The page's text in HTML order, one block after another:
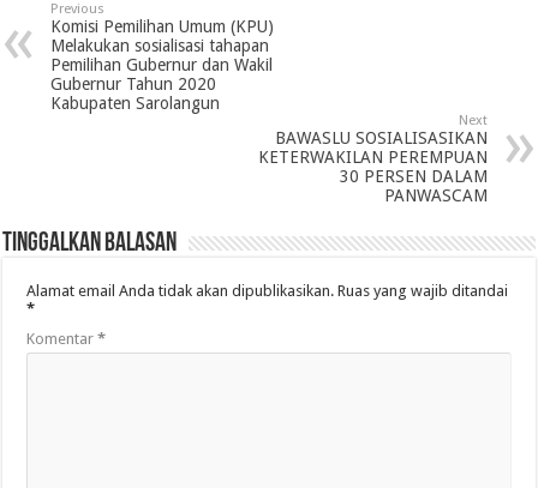
Previous
Komisi Pemilihan Umum (KPU)
Melakukan sosialisasi tahapan
Pemilihan Gubernur dan Wakil
Gubernur Tahun 2020
Kabupaten Sarolangun
Next
BAWASLU SOSIALISASIKAN
KETERWAKILAN PEREMPUAN
30 PERSEN DALAM
PANWASCAM
Tinggalkan Balasan
Alamat email Anda tidak akan dipublikasikan. Ruas yang wajib ditandai
*
Komentar*